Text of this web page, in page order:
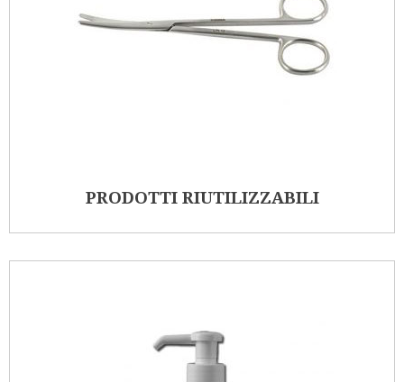
PRODOTTI RIUTILIZZABILI